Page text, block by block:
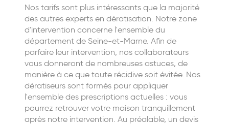
Nos tarifs sont plus intéressants que la majorité
des autres experts en dératisation. Notre zone
d'intervention concerne l'ensemble du
département de Seine-et-Marne. Afin de
parfaire leur intervention, nos collaborateurs
vous donneront de nombreuses astuces, de
manière à ce que toute récidive soit évitée. Nos
dératiseurs sont formés pour appliquer
l'ensemble des prescriptions actuelles : vous
pourrez retrouver votre maison tranquillement
après notre intervention. Au préalable, un devis